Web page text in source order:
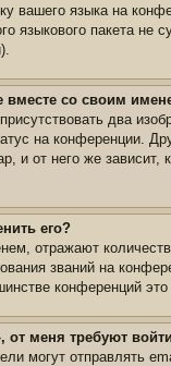
вашего языка на
языкового пакета
вместе со своим
два
на конференции.
и от него же
его?
отражают
званий на
конференций
от меня требуют
могут отправлять